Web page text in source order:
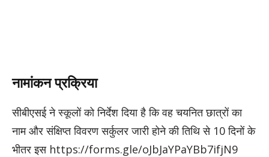
नामांकन प्रक्रिया
सीबीएसई ने स्कूलों को निर्देश दिया है कि वह चयनित छात्रों का
नाम और संक्षिप्त विवरण सर्कुलर जारी होने की तिथि से 10 दिनों के
भीतर इस https://forms.gle/oJbJaYPaYBb7ifjN9